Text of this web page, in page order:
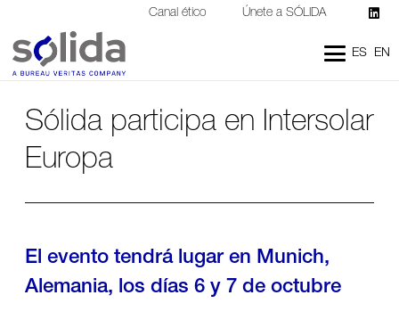
Canal ético Únete a SÓLIDA
ES EN
Sólida participa en Intersolar
Europa
El evento tendrá lugar en Munich,
Alemania, los días 6 y 7 de octubre